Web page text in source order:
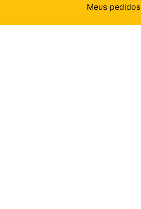
Meus pedidos